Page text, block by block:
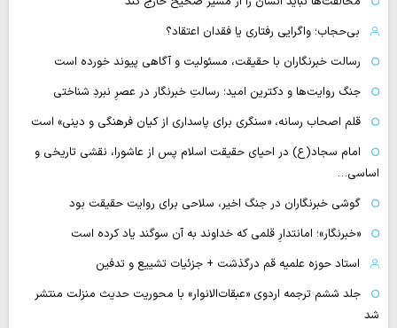
بی‌حجاب؛ واگرایی رفتاری یا فقدان اعتقاد؟
رسالت خبرنگاران با حقیقت، مسئولیت و آگاهی پیوند خورده است
جنگ روایت‌ها و دکترین امید؛ رسالتِ خبرنگار در عصرِ نبردِ شناختی
قلم اصحاب رسانه، «سنگری برای پاسداری از کیان فرهنگی و دینی» است
امام سجاد(ع) در احیای حقیقت اسلام پس از عاشورا، نقشی تاریخی و
اساسی…
گوشی خبرنگاران در جنگ اخیر، سلاحی برای روایت حقیقت بود
«خبرنگار»؛ امانتدارِ قلمی که خداوند به آن سوگند یاد کرده است
استاد حوزه علمیه قم درگذشت + جزئیات تشییع و تدفین
جلد ششم ترجمه اردوی «عبقات‌الانوار» با محوریت حدیث منزلت منتشر
شد